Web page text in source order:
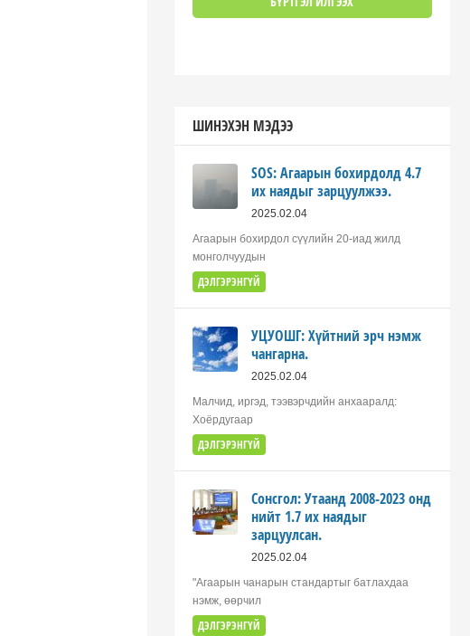
ШИНЭХЭН МЭДЭЭ
SOS: Агаарын бохирдолд 4.7
их наядыг зарцуулжээ.
2025.02.04
Агаарын бохирдол сүүлийн 20-иад жилд
монголчуудын
ДЭЛГЭРЭНГҮЙ
УЦУОШГ: Хүйтний эрч нэмж
чангарна.
2025.02.04
Малчид, иргэд, тээвэрчдийн анхааралд:
Хоёрдугаар
ДЭЛГЭРЭНГҮЙ
Сонсгол: Утаанд 2008-2023 онд
нийт 1.7 их наядыг
зарцуулсан.
2025.02.04
"Агаарын чанарын стандартыг батлахдаа
нэмж, өөрчил
ДЭЛГЭРЭНГҮЙ